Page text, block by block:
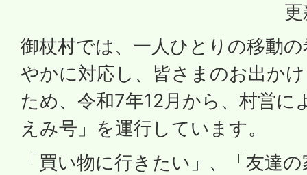
御杖村では、一人ひとりの移動
やかに対応し、皆さまのお出か
ため、令和7年12月から、村営に
えみ号」を運行しています。
「買い物に行きたい」、「友達